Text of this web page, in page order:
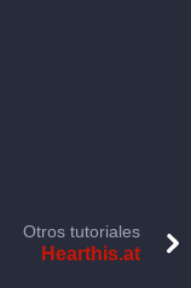
Otros tutoriales
Hearthis.at